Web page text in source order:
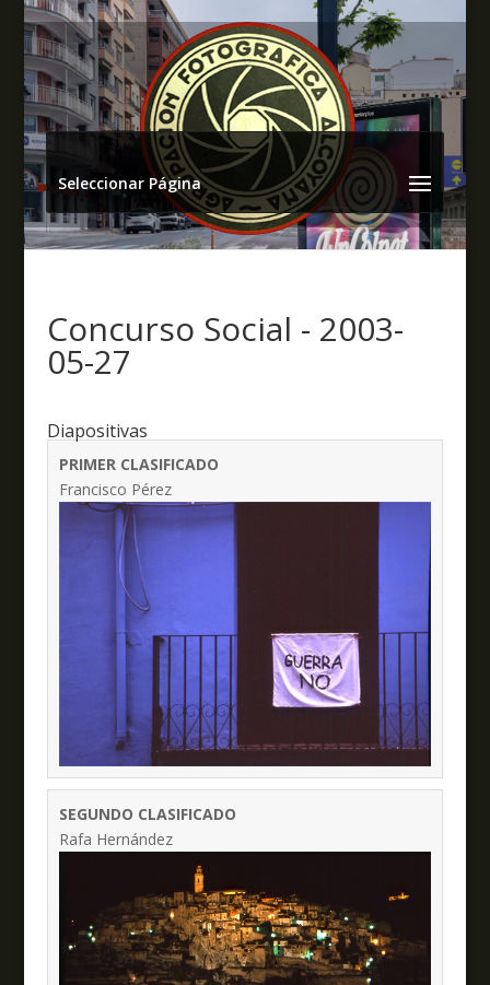
Seleccionar Página
Concurso Social - 2003-
05-27
Diapositivas
PRIMER CLASIFICADO
Francisco Pérez
SEGUNDO CLASIFICADO
Rafa Hernández